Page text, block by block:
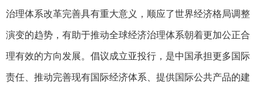
治理体系改革完善具有重大意义，顺应了世界经济格局调整
演变的趋势，有助于推动全球经济治理体系朝着更加公正合
理有效的方向发展。倡议成立亚投行，是中国承担更多国际
责任、推动完善现有国际经济体系、提供国际公共产品的建